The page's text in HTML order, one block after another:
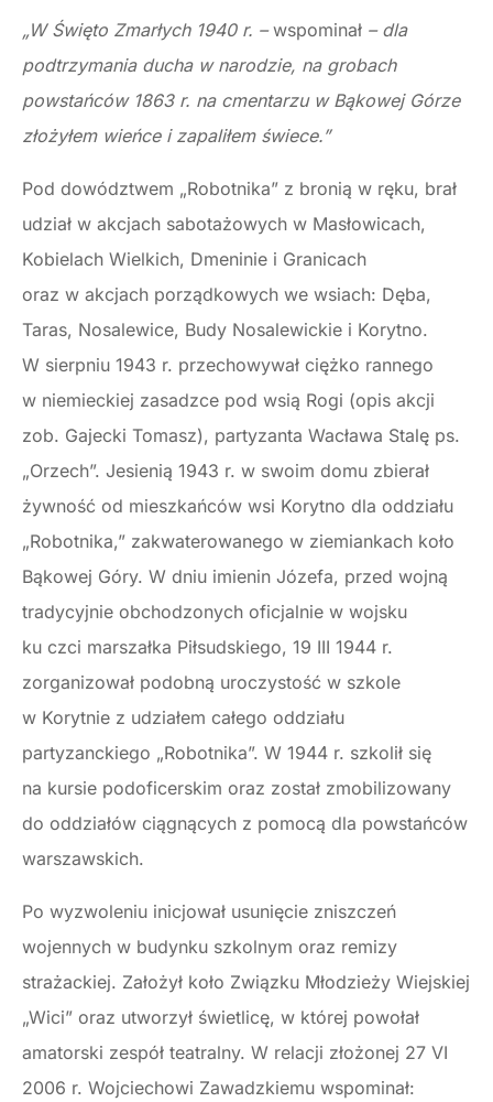
„W Święto Zmarłych 1940 r. –wspominał – dla
podtrzymania ducha w narodzie, na grobach
powstańców 1863 r. na cmentarzu w Bąkowej Górze
złożyłem wieńce i zapaliłem świece.”
Pod dowództwem „Robotnika” z bronią w ręku, brał
udział w akcjach sabotażowych w Masłowicach,
Kobielach Wielkich, Dmeninie i Granicach
oraz w akcjach porządkowych we wsiach: Dęba,
Taras, Nosalewice, Budy Nosalewickie i Korytno.
W sierpniu 1943 r. przechowywał ciężko rannego
w niemieckiej zasadzce pod wsią Rogi (opis akcji
zob. Gajecki Tomasz), partyzanta Wacława Stalę ps.
„Orzech”. Jesienią 1943 r. w swoim domu zbierał
żywność od mieszkańców wsi Korytno dla oddziału
„Robotnika,” zakwaterowanego w ziemiankach koło
Bąkowej Góry. W dniu imienin Józefa, przed wojną
tradycyjnie obchodzonych oficjalnie w wojsku
ku czci marszałka Piłsudskiego, 19 III 1944 r.
zorganizował podobną uroczystość w szkole
w Korytnie z udziałem całego oddziału
partyzanckiego „Robotnika”. W 1944 r. szkolił się
na kursie podoficerskim oraz został zmobilizowany
do oddziałów ciągnących z pomocą dla powstańców
warszawskich.
Po wyzwoleniu inicjował usunięcie zniszczeń
wojennych w budynku szkolnym oraz remizy
strażackiej. Założył koło Związku Młodzieży Wiejskiej
„Wici” oraz utworzył świetlicę, w której powołał
amatorski zespół teatralny. W relacji złożonej 27 VI
2006 r. Wojciechowi Zawadzkiemu wspominał: